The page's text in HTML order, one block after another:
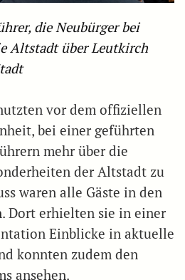
die Neubürger bei
Altstadt über Leutkirch
vor dem offiziellen
bei einer geführten
mehr über die
der Altstadt zu
waren alle Gäste in den
Dort erhielten sie in einer
Einblicke in aktuelle
konnten zudem den
ansehen.